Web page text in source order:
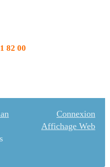
82 00
Connexion
Affichage Web